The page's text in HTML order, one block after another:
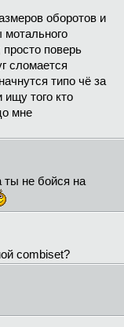
оборотов и
поверь
сломается
типо чё за
того кто
мне
ты не бойся на
combiset?